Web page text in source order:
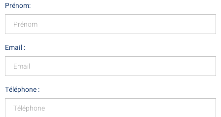
Prénom:
Email :
Téléphone :